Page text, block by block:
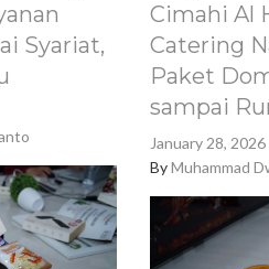
Syariat,
Cimahi Al
Catering
Paket
sampai
January 28, 2026
ByMuhammad